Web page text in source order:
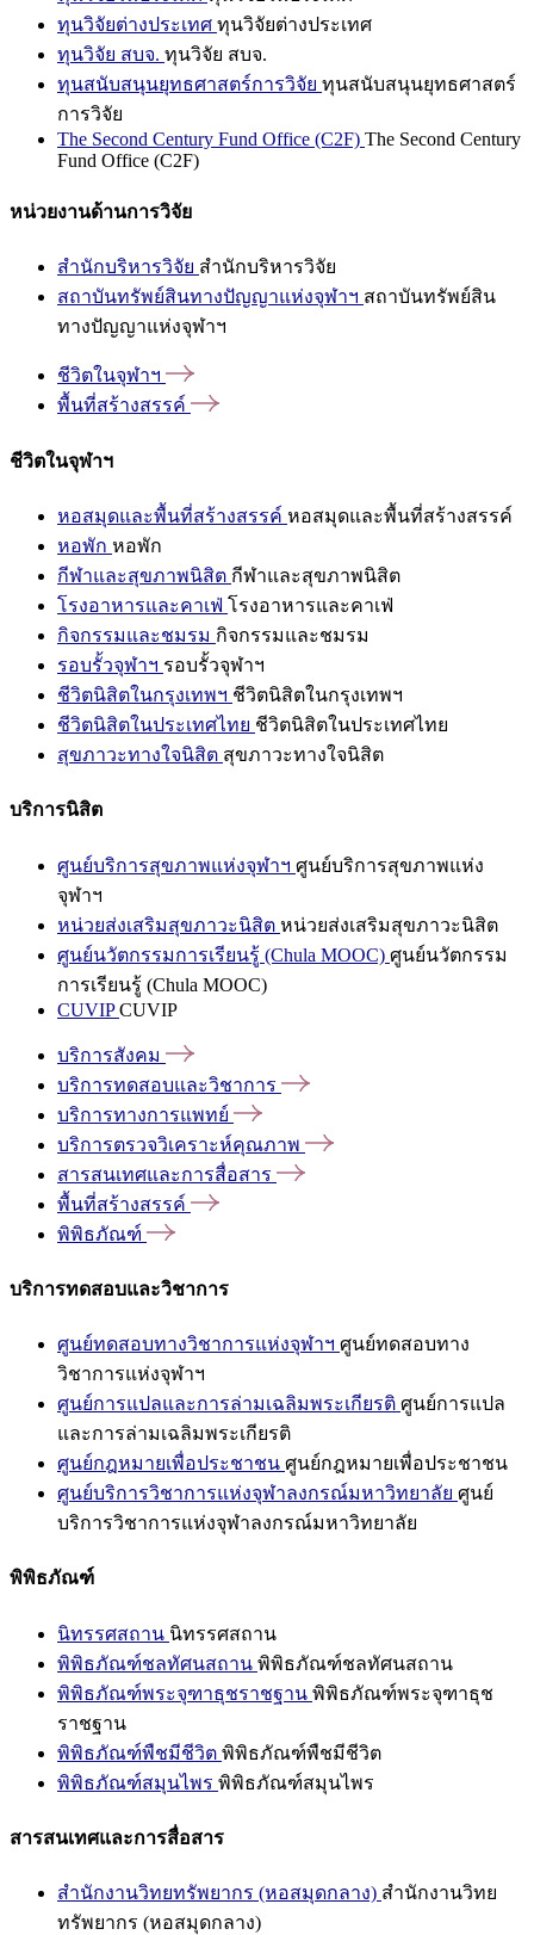
ทุนวิจัยต่างประเทศ ทุนวิจัยต่างประเทศ
ทุนวิจัย สบจ. ทุนวิจัย สบจ.
ทุนสนับสนุนยุทธศาสตร์การวิจัย ทุนสนับสนุนยุทธศาสตร์
การวิจัย
The Second Century Fund Office (C2F) The Second Century
Fund Office (C2F)
หน่วยงานด้านการวิจัย
สำนักบริหารวิจัย สำนักบริหารวิจัย
สถาบันทรัพย์สินทางปัญญาแห่งจุฬาฯ สถาบันทรัพย์สิน
ทางปัญญาแห่งจุฬาฯ
ชีวิตในจุฬาฯ
พื้นที่สร้างสรรค์
ชีวิตในจุฬาฯ
หอสมุดและพื้นที่สร้างสรรค์ หอสมุดและพื้นที่สร้างสรรค์
หอพัก หอพัก
กีฬาและสุขภาพนิสิต กีฬาและสุขภาพนิสิต
โรงอาหารและคาเฟ่ โรงอาหารและคาเฟ่
กิจกรรมและชมรม กิจกรรมและชมรม
รอบรั้วจุฬาฯ รอบรั้วจุฬาฯ
ชีวิตนิสิตในกรุงเทพฯ ชีวิตนิสิตในกรุงเทพฯ
ชีวิตนิสิตในประเทศไทย ชีวิตนิสิตในประเทศไทย
สุขภาวะทางใจนิสิต สุขภาวะทางใจนิสิต
บริการนิสิต
ศูนย์บริการสุขภาพแห่งจุฬาฯ ศูนย์บริการสุขภาพแห่ง
จุฬาฯ
หน่วยส่งเสริมสุขภาวะนิสิต หน่วยส่งเสริมสุขภาวะนิสิต
ศูนย์นวัตกรรมการเรียนรู้ (Chula MOOC) ศูนย์นวัตกรรม
การเรียนรู้ (Chula MOOC)
CUVIPCUVIP
บริการสังคม
บริการทดสอบและวิชาการ
บริการทางการแพทย์
บริการตรวจวิเคราะห์คุณภาพ
สารสนเทศและการสื่อสาร
พื้นที่สร้างสรรค์
พิพิธภัณฑ์
บริการทดสอบและวิชาการ
ศูนย์ทดสอบทางวิชาการแห่งจุฬาฯ ศูนย์ทดสอบทาง
วิชาการแห่งจุฬาฯ
ศูนย์การแปลและการล่ามเฉลิมพระเกียรติ ศูนย์การแปล
และการล่ามเฉลิมพระเกียรติ
ศูนย์กฎหมายเพื่อประชาชน ศูนย์กฎหมายเพื่อประชาชน
ศูนย์บริการวิชาการแห่งจุฬาลงกรณ์มหาวิทยาลัย ศูนย์
บริการวิชาการแห่งจุฬาลงกรณ์มหาวิทยาลัย
พิพิธภัณฑ์
นิทรรศสถาน นิทรรศสถาน
พิพิธภัณฑ์ชลทัศนสถาน พิพิธภัณฑ์ชลทัศนสถาน
พิพิธภัณฑ์พระจุฑาธุชราชฐาน พิพิธภัณฑ์พระจุฑาธุช
ราชฐาน
พิพิธภัณฑ์พืชมีชีวิต พิพิธภัณฑ์พืชมีชีวิต
พิพิธภัณฑ์สมุนไพร พิพิธภัณฑ์สมุนไพร
สารสนเทศและการสื่อสาร
สำนักงานวิทยทรัพยากร (หอสมุดกลาง) สำนักงานวิทย
ทรัพยากร (หอสมุดกลาง)